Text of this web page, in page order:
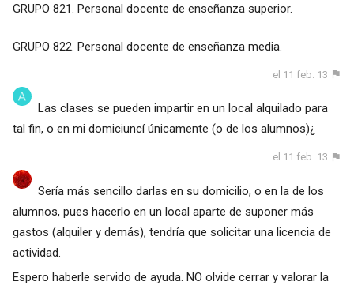
GRUPO 821. Personal docente de enseñanza superior.
GRUPO 822. Personal docente de enseñanza media.
el 11 feb. 13
Las clases se pueden impartir en un local alquilado para
tal fin, o en mi domiciuncí únicamente (o de los alumnos)¿
el 11 feb. 13
Sería más sencillo darlas en su domicilio, o en la de los
alumnos, pues hacerlo en un local aparte de suponer más
gastos (alquiler y demás), tendría que solicitar una licencia de
actividad.
Espero haberle servido de ayuda. NO olvide cerrar y valorar la